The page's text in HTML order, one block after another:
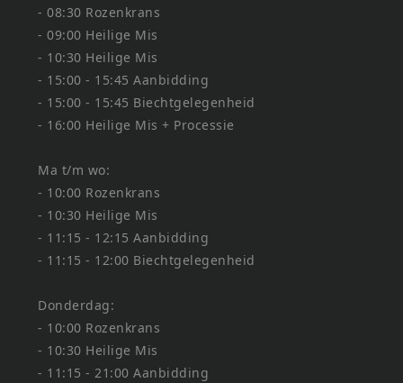
- 08:30 Rozenkrans
- 09:00 Heilige Mis
- 10:30 Heilige Mis
- 15:00 - 15:45 Aanbidding
- 15:00 - 15:45 Biechtgelegenheid
- 16:00 Heilige Mis + Processie
Ma t/m wo:
- 10:00 Rozenkrans
- 10:30 Heilige Mis
- 11:15 - 12:15 Aanbidding
- 11:15 - 12:00 Biechtgelegenheid
Donderdag:
- 10:00 Rozenkrans
- 10:30 Heilige Mis
- 11:15 - 21:00 Aanbidding